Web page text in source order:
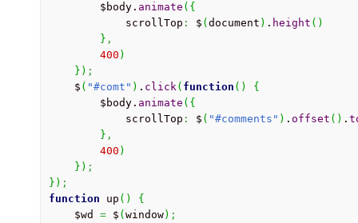
        $body.
animate ( {
            scrollTop
: $ ( document ) . height ( )
} ,
400 )
} ) ;
    $
( "#comt" ) . click( function ( )
{
        $body.
animate ( {
            scrollTop
: $ ( "#comments" ) . offset ( ) .
} ,
400 )
} ) ;
} ) ;
function up ( )
{
    $wd
= $ ( window) ;